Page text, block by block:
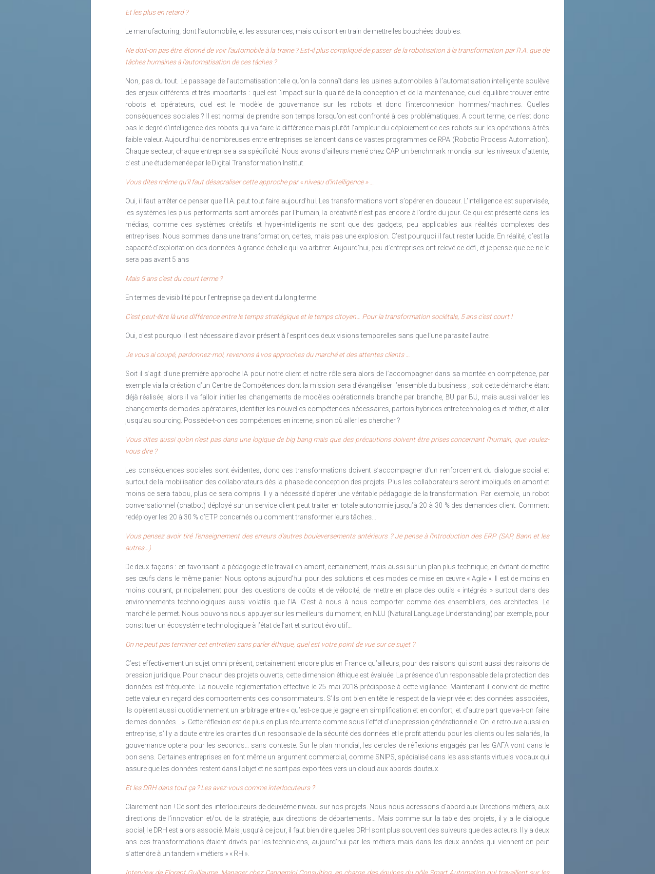
talents … en organisant les mobilités nécessaires pour qu’ils se confrontent, résolvent et se révèlent dans des expériences professionnelles
renouvelées.
Remplacer le référentiel, ce n’est pas renoncer au contrôle, c’est se donner des latitudes de changement véritables et introduire la mobilité et
l’expérience comme validations de la performance. Dernièrement je me trouvais dans une des grands messes RH et j’entendais certains
pouvaient accoucher… c’est vrai, si nous continuons à garder nos filtres et nos process, les outils de l’IA ne peuvent rien de sensé et d’efficace
pour les RH. Les outils IA impliquent un changement de paradigme, et c’est dans ce changement qu’ils révèlent leur plein potentiel, pas dans
l’adaptation des vieux systèmes…. Les entreprises comptent plus que jamais sur leur DRH pour être les initiateurs de cette nouvelle façon de
travailler, d’intégrer les nouvelles technologies pour organiser et d’aider les hommes et les femmes à grandir en faisant grandir leur entreprise.
Non ! La DRH ne doit pas et ne sera pas soluble dans le référentiel. La DRH produit ce précipité, cet élément non soluble qu’est le talent. Avec l’IA,
elle peut construire le potentiel plutôt que le référentiel…Et provoquer « quotient réactionnel », qui pour filer la métaphore chimique, voire
alchimique, est la garantie de l’équilibre de la solution-organisation.
La DRH prépare l’entreprise en qualifiant les talents en leur donnant un cadre pour qu’ils s’épanouissent, c’est-à-dire pour nous qu’ils soient
s’adapter, se renouveler et perdurer.
Lire la suite
Et les plus en retard ?
Le manufacturing, dont l’automobile, et les assurances, mais qui sont en train de mettre les bouchées doubles.
Ne doit-on pas être étonné de voir l’automobile à la traine ? Est-il plus compliqué de passer de la robotisation à la transformation par l’I.A. que de
tâches humaines à l’automatisation de ces tâches ?
Non, pas du tout. Le passage de l’automatisation telle qu’on la connaît dans les usines automobiles à l’automatisation intelligente soulève
des enjeux différents et très importants : quel est l’impact sur la qualité de la conception et de la maintenance, quel équilibre trouver entre
robots et opérateurs, quel est le modèle de gouvernance sur les robots et donc l’interconnexion hommes/machines. Quelles
conséquences sociales ? Il est normal de prendre son temps lorsqu’on est confronté à ces problématiques. A court terme, ce n’est donc
pas le degré d’intelligence des robots qui va faire la différence mais plutôt l’ampleur du déploiement de ces robots sur les opérations à très
faible valeur. Aujourd’hui de nombreuses entre entreprises se lancent dans de vastes programmes de RPA (Robotic Process Automation).
Chaque secteur, chaque entreprise a sa spécificité. Nous avons d’ailleurs mené chez CAP un benchmark mondial sur les niveaux d’attente,
c’est une étude menée par le Digital Transformation Institut.
Vous dites même qu’il faut désacraliser cette approche par « niveau d’intelligence » …
Oui, il faut arrêter de penser que l’I.A. peut tout faire aujourd’hui. Les transformations vont s’opérer en douceur. L’intelligence est supervisée,
les systèmes les plus performants sont amorcés par l’humain, la créativité n’est pas encore à l’ordre du jour. Ce qui est présenté dans les
médias, comme des systèmes créatifs et hyper-intelligents ne sont que des gadgets, peu applicables aux réalités complexes des
entreprises. Nous sommes dans une transformation, certes, mais pas une explosion. C’est pourquoi il faut rester lucide. En réalité, c’est la
capacité d’exploitation des données à grande échelle qui va arbitrer. Aujourd’hui, peu d’entreprises ont relevé ce défi, et je pense que ce ne le
sera pas avant 5 ans
Mais 5 ans c’est du court terme ?
En termes de visibilité pour l’entreprise ça devient du long terme.
C’est peut-être là une différence entre le temps stratégique et le temps citoyen… Pour la transformation sociétale, 5 ans c’est court !
Oui, c’est pourquoi il est nécessaire d’avoir présent à l’esprit ces deux visions temporelles sans que l’une parasite l’autre.
Je vous ai coupé, pardonnez-moi, revenons à vos approches du marché et des attentes clients …
Soit il s’agit d’une première approche IA pour notre client et notre rôle sera alors de l’accompagner dans sa montée en compétence, par
exemple via la création d’un Centre de Compétences dont la mission sera d’évangéliser l’ensemble du business ; soit cette démarche étant
déjà réalisée, alors il va falloir initier les changements de modèles opérationnels branche par branche, BU par BU, mais aussi valider les
changements de modes opératoires, identifier les nouvelles compétences nécessaires, parfois hybrides entre technologies et métier, et aller
jusqu’au sourcing. Possède-t-on ces compétences en interne, sinon où aller les chercher ?
Vous dites aussi qu’on n’est pas dans une logique de big bang mais que des précautions doivent être prises concernant l’humain, que voulez-
vous dire ?
Les conséquences sociales sont évidentes, donc ces transformations doivent s’accompagner d’un renforcement du dialogue social et
surtout de la mobilisation des collaborateurs dès la phase de conception des projets. Plus les collaborateurs seront impliqués en amont et
moins ce sera tabou, plus ce sera compris. Il y a nécessité d’opérer une véritable pédagogie de la transformation. Par exemple, un robot
conversationnel (chatbot) déployé sur un service client peut traiter en totale autonomie jusqu’à 20 à 30 % des demandes client. Comment
redéployer les 20 à 30 % d’ETP concernés ou comment transformer leurs tâches…
Vous pensez avoir tiré l’enseignement des erreurs d’autres bouleversements antérieurs ? Je pense à l’introduction des ERP (SAP, Bann et les
autres…)
De deux façons : en favorisant la pédagogie et le travail en amont, certainement, mais aussi sur un plan plus technique, en évitant de mettre
ses œufs dans le même panier. Nous optons aujourd’hui pour des solutions et des modes de mise en œuvre « Agile ». Il est de moins en
moins courant, principalement pour des questions de coûts et de vélocité, de mettre en place des outils « intégrés » surtout dans des
environnements technologiques aussi volatils que l’IA. C’est à nous à nous comporter comme des ensembliers, des architectes. Le
marché le permet. Nous pouvons nous appuyer sur les meilleurs du moment, en NLU (Natural Language Understanding) par exemple, pour
constituer un écosystème technologique à l’état de l’art et surtout évolutif…
On ne peut pas terminer cet entretien sans parler éthique, quel est votre point de vue sur ce sujet ?
C’est effectivement un sujet omni présent, certainement encore plus en France qu’ailleurs, pour des raisons qui sont aussi des raisons de
pression juridique. Pour chacun des projets ouverts, cette dimension éthique est évaluée. La présence d’un responsable de la protection des
données est fréquente. La nouvelle réglementation effective le 25 mai 2018 prédispose à cette vigilance. Maintenant il convient de mettre
cette valeur en regard des comportements des consommateurs. S’ils ont bien en tête le respect de la vie privée et des données associées,
ils opèrent aussi quotidiennement un arbitrage entre « qu’est-ce que je gagne en simplification et en confort, et d’autre part que va-t-on faire
de mes données… ». Cette réflexion est de plus en plus récurrente comme sous l’effet d’une pression générationnelle. On le retrouve aussi en
entreprise, s’il y a doute entre les craintes d’un responsable de la sécurité des données et le profit attendu pour les clients ou les salariés, la
gouvernance optera pour les seconds… sans conteste. Sur le plan mondial, les cercles de réflexions engagés par les GAFA vont dans le
bon sens. Certaines entreprises en font même un argument commercial, comme SNIPS, spécialisé dans les assistants virtuels vocaux qui
assure que les données restent dans l’objet et ne sont pas exportées vers un cloud aux abords douteux.
Et les DRH dans tout ça ? Les avez-vous comme interlocuteurs ?
Clairement non ! Ce sont des interlocuteurs de deuxième niveau sur nos projets. Nous nous adressons d’abord aux Directions métiers, aux
directions de l’innovation et/ou de la stratégie, aux directions de départements… Mais comme sur la table des projets, il y a le dialogue
social, le DRH est alors associé. Mais jusqu’à ce jour, il faut bien dire que les DRH sont plus souvent des suiveurs que des acteurs. Il y a deux
ans ces transformations étaient drivés par les techniciens, aujourd’hui par les métiers mais dans les deux années qui viennent on peut
s’attendre à un tandem « métiers » « RH ».
Interview de Florent Guillaume, Manager chez Capgemini Consulting, en charge des équipes du pôle Smart Automation qui travaillent sur les